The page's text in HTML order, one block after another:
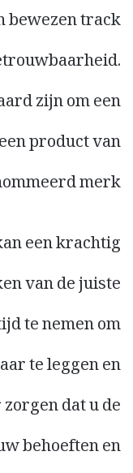
bewezen track
zijn om een
product van
merk.
een krachtig
van de juiste
te nemen om
te leggen en
dat u de
behoeften en